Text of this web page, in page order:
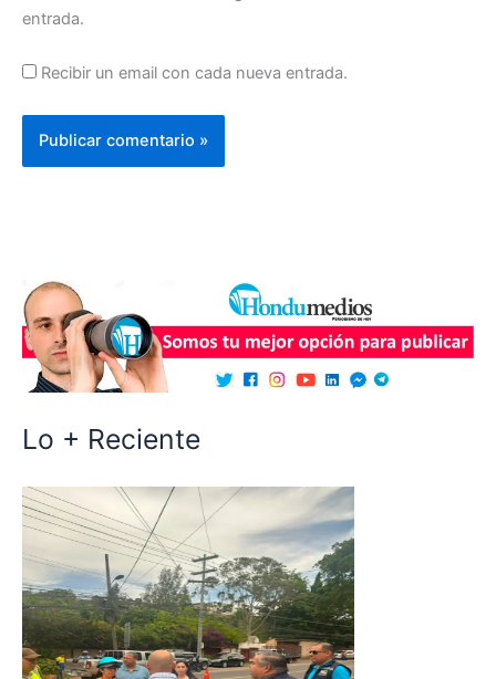
entrada.
Recibir un email con cada nueva entrada.
Lo + Reciente